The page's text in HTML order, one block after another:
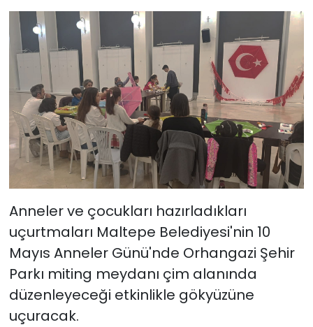
Anneler ve çocukları hazırladıkları
uçurtmaları Maltepe Belediyesi'nin 10
Mayıs Anneler Günü'nde Orhangazi Şehir
Parkı miting meydanı çim alanında
düzenleyeceği etkinlikle gökyüzüne
uçuracak.